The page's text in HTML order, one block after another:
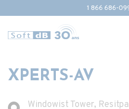
1 866 686-
XPERTS-AV
Windowist Tower,